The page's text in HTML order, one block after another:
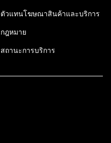
ตัวแทนโฆษณาสินค้าและบริการ
กฎหมาย
สถานะการบริการ